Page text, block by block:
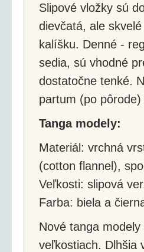
Slipové vložky sú
dievčatá, ale
kalíšku. Denné -
sedia, sú vhodné
dostatočne tenké.
partum (po
Tanga modely:
Materiál: vrchná
(cotton flannel),
Veľkosti: slipová
Farba: biela a
Nové tanga
veľkostiach. Dlhšia